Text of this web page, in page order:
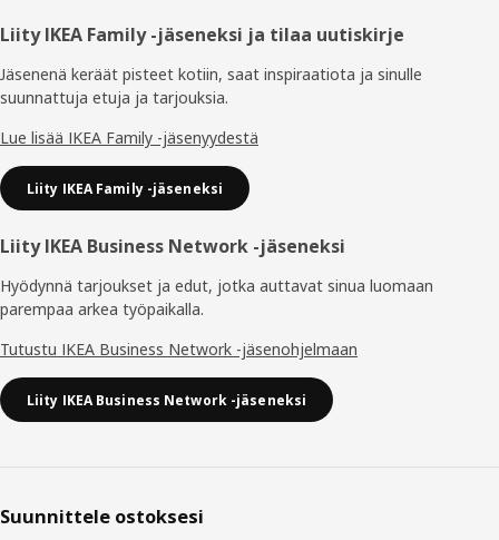
Alatunniste
Liity IKEA Family -jäseneksi ja tilaa uutiskirje
Jäsenenä keräät pisteet kotiin, saat inspiraatiota ja sinulle
suunnattuja etuja ja tarjouksia.​
Lue lisää IKEA Family -jäsenyydestä
Liity IKEA Family -jäseneksi
Liity IKEA Business Network -jäseneksi
Hyödynnä tarjoukset ja edut, jotka auttavat sinua luomaan
parempaa arkea työpaikalla.
Tutustu IKEA Business Network -jäsenohjelmaan
Liity IKEA Business Network -jäseneksi
Suunnittele ostoksesi